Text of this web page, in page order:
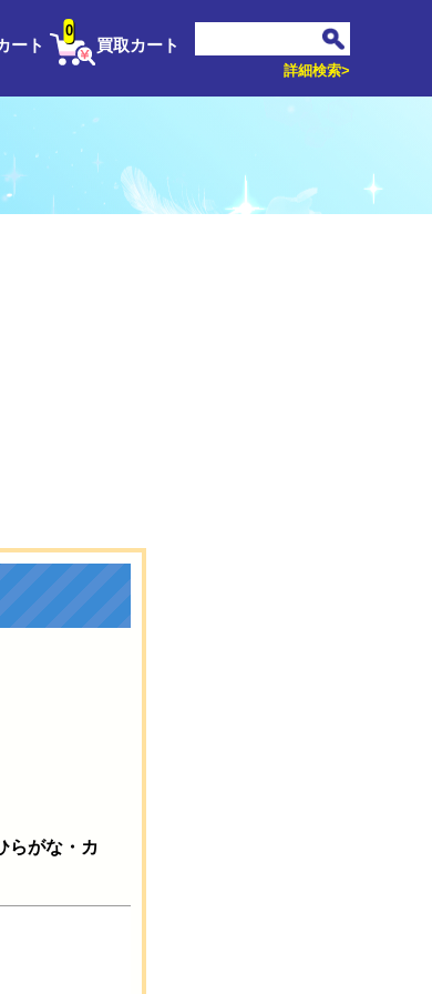
ート 買取カート
0
詳細検索>
らがな・カ